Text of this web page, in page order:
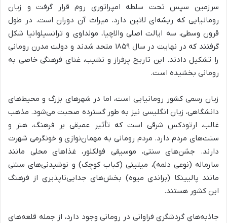
سرزمین سپس تحت سلطه امپراتوری روم قرار گرفت و زبان
رومانیایی که ریشه‌ای لاتین دارد، میراث آن دوران است. در طول
قرون وسطی، سه ایالت اصلی والاچیا، مولداوی و ترانسیلوانیا شکل
گرفتند که در نهایت در سال ۱۸۵۹ متحد شدند و دولت مدرن رومانی
را تشکیل دادند. این تاریخ پرفراز و نشیب، غنای فرهنگی خاصی به
رومانی بخشیده است.
زبان رسمی کشور رومانیایی است، اما در شهرهای بزرگ و محیط‌های
دانشگاهی، زبان انگلیسی نیز به طور گسترده صحبت می‌شود. مذهب
غالب، ارتودکس شرقی است که تأثیر عمیقی بر فرهنگ، هنر و
سنت‌های مردم دارد. مردم رومانی به مهمان‌نوازی و خونگرمی شهرت
دارند. جشن‌های سنتی، موسیقی فولکلور، غذاهای محلی مانند
سارماله (نوعی دلمه)، میتیتی (کباب کوچک) و نوشیدنی‌های سنتی
مانند پالیینکا (براندی میوه) بخش‌های جدایی‌ناپذیری از فرهنگ
این کشور هستند.
جاذبه‌های گردشگری فراوانی در رومانی وجود دارد، از جمله قلعه‌های